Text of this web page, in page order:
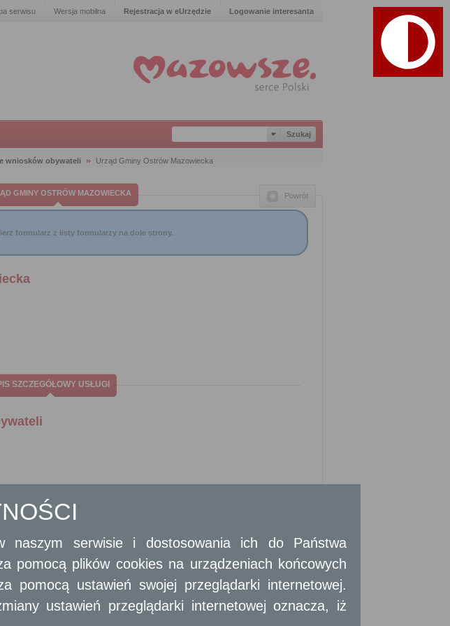
serwisu Wersja mobilna Rejestracja w eUrzędzie Logowanie interesanta
wniosków obywateli Urząd Gminy Ostrów Mazowiecka
GMINY OSTRÓW MAZOWIECKA Powrót
formularz z listy formularzy na dole strony.
SZCZEGÓŁOWY USŁUGI
dotyczących między innymi:
nadużyciom;
z odpowiedzią na wniosek, wydaje się w zależności od żądania
postaci papierowej, opatrzonym własnoręcznym podpisem lub w postaci
podpisem elektronicznym, podpisem zaufanym albo podpisem osobistym.
państwowych, organów jednostek samorządu terytorialnego, organów
naszym serwisie i dostosowania ich do Państwa
pomocą plików cookies na urządzeniach końcowych
pomocą ustawień swojej przeglądarki internetowej.
ustawień przeglądarki internetowej oznacza, iż